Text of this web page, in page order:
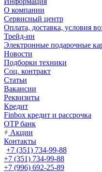
О компании
Сервисный центр
Оплата, доставка, условия
Трейд-ин
Электронные подарочные
Новости
Подборки техники
Соц. контракт
Статьи
Вакансии
Реквизиты
Кредит
Finbox кредит и рассрочка
OTP банк
Акции
Контакты
+7 (351) 734-99-88
+7 (351) 734-99-88
+7 (996) 692-25-89